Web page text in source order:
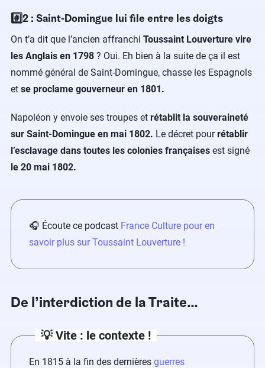
#️⃣2 : Saint-Domingue lui file entre les doigts
On t’a dit que l’ancien affranchi Toussaint Louverture vire
les Anglais en 1798 ? Oui. Eh bien à la suite de ça il est
nommé général de Saint-Domingue, chasse les Espagnols
et se proclame gouverneur en 1801.
Napoléon y envoie ses troupes et rétablit la souveraineté
sur Saint-Domingue en mai 1802. Le décret pourrétablir
l’esclavage dans toutes les colonies françaises est signé
le 20 mai 1802.
🎧 Écoute ce podcast France Culture pour en
savoir plus sur Toussaint Louverture !
De l’interdiction de la Traite…
💡 Vite : le contexte !
En 1815 à la fin des dernières guerres